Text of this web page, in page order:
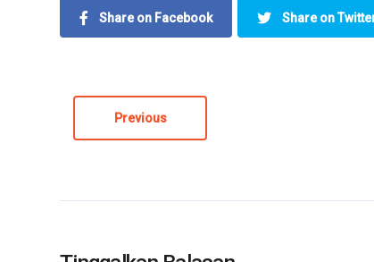
Share on Facebook Share on
Previous